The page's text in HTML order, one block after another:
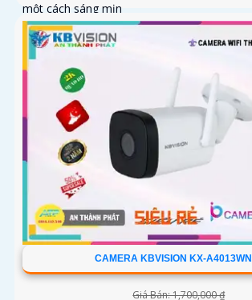
một cách sáng mịn
CAMERA KBVISION KX-
Giá Bán: 1,700,000 ₫